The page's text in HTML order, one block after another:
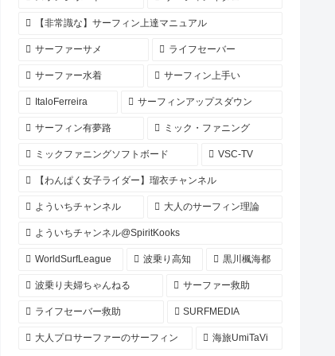
【非常識な】サーフィン上達マニュアル
サーファーサメ ライフセーバー
サーファー水着 サーフィン上手い
ItaloFerreira サーフィンアップスダウン
サーフィン有夢路 ミック・ファニング
ミックファニングソフトボード VSC-TV
【わんぱく女子ライダー】瑠衣チャンネル
よういちチャンネル 大人のサーフィン理論
よういちチャンネル@SpiritKooks
WorldSurfLeague 波乗り高知 黒川楓海都
波乗り夫婦ちゃんねる サーファー救助
ライフセーバー救助 SURFMEDIA
大人プロサーファーのサーフィン 海旅UmiTaVi